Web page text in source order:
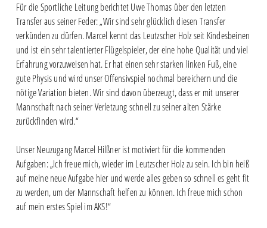
Für die Sportliche Leitung berichtet Uwe Thomas über den letzten
Transfer aus seiner Feder: „Wir sind sehr glücklich diesen Transfer
verkünden zu dürfen. Marcel kennt das Leutzscher Holz seit Kindesbeinen
und ist ein sehr talentierter Flügelspieler, der eine hohe Qualität und viel
Erfahrung vorzuweisen hat. Er hat einen sehr starken linken Fuß, eine
gute Physis und wird unser Offensivspiel nochmal bereichern und die
nötige Variation bieten. Wir sind davon überzeugt, dass er mit unserer
Mannschaft nach seiner Verletzung schnell zu seiner alten Stärke
zurückfinden wird.“
Unser Neuzugang Marcel Hilßner ist motiviert für die kommenden
Aufgaben: „Ich freue mich, wieder im Leutzscher Holz zu sein. Ich bin heiß
auf meine neue Aufgabe hier und werde alles geben so schnell es geht fit
zu werden, um der Mannschaft helfen zu können. Ich freue mich schon
auf mein erstes Spiel im AKS!“